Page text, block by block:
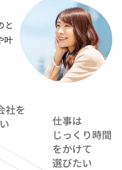
と
叶